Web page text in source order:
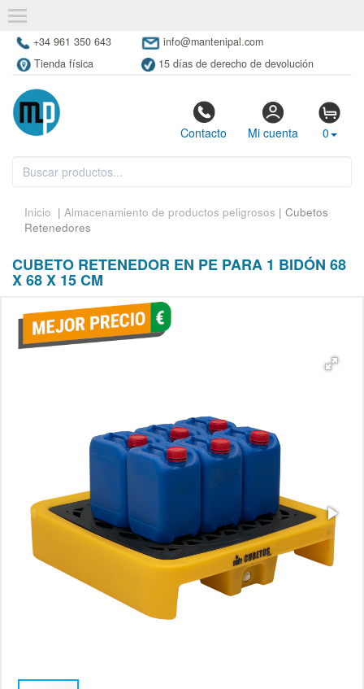
+34 961 350 643
info@mantenipal.com
Tienda física
15 días de derecho de devolución
Contacto Mi cuenta 0
Inicio | Almacenamiento de productos peligrosos | Cubetos
Retenedores
CUBETO RETENEDOR EN PE PARA 1 BIDÓN 68
X 68 X 15 CM